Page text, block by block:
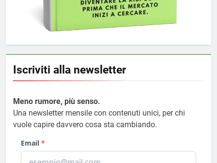
Iscriviti alla newsletter
Meno rumore, più senso.
Una newsletter mensile con contenuti unici, per chi
vuole capire davvero cosa sta cambiando.